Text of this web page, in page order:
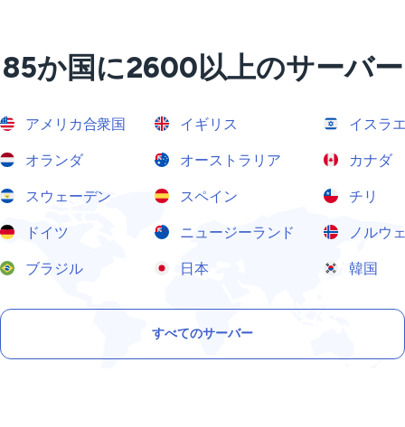
85か国に2600以上のサーバー
アメリカ合衆国 イギリス イスラ
オランダ オーストラリア カナダ
スウェーデン スペイン チリ
ドイツ ニュージーランド ノルウ
ブラジル 日本 韓国
すべてのサーバー